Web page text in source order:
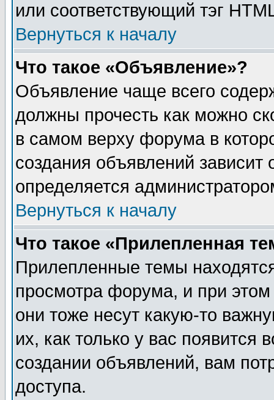
или соответствующий тэг
Вернуться к началу
Что такое «Объявление»?
Объявление чаще всего
должны прочесть как можно
в самом верху форума в
создания объявлений зависит
определяется
Вернуться к началу
Что такое «Прилепленная
Прилепленные темы
просмотра форума, и при
они тоже несут какую-то
их, как только у вас появится
создании объявлений, вам
доступа.